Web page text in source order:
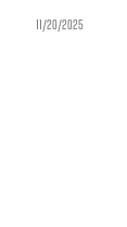
11/20/2025